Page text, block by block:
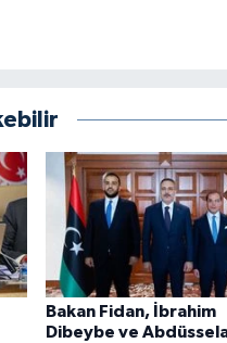
Bakan Fidan, İbrahim
Dibeybe ve